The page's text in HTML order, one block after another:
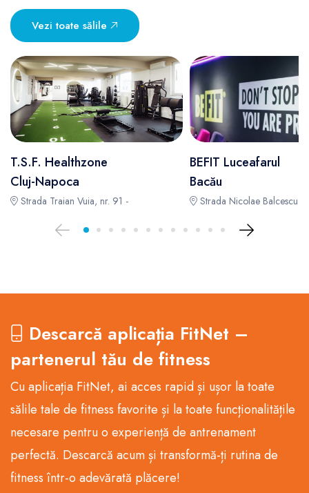
Vezi toate sălile
T.S.F. Healthzone
Cluj-Napoca
Strada Traian Vuia, nr. 91 -
BEFIT Luceafarul
Bacău
Strada Nicolae Balcescu,
Descarcă aplicația FitNet –
partenerul tău de fitness
Cu aplicația FitNet, ai acces rapid și ușor la toate
sălile tale de fitness favorite și la toate funcționalitățile
necesare pentru o experiență de antrenament
perfectă. Descarcă acum și transformă-ți rutina de
fitness într-o adevărată plăcere!